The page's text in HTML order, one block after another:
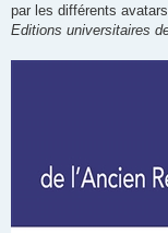
par les différents avatars
Editions universitaires